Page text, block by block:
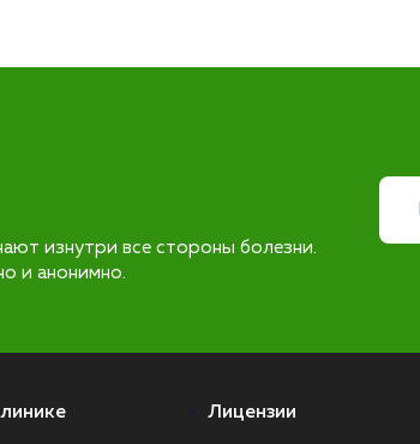
изнутри все стороны болезни.
и анонимно.
Лицензии